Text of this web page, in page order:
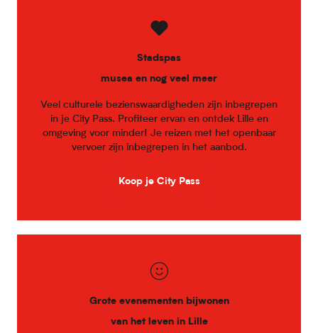
Stadspas
musea en nog veel meer
Veel culturele bezienswaardigheden zijn inbegrepen
in je City Pass. Profiteer ervan en ontdek Lille en
omgeving voor minder! Je reizen met het openbaar
vervoer zijn inbegrepen in het aanbod.
Koop je City Pass
Grote evenementen bijwonen
van het leven in Lille